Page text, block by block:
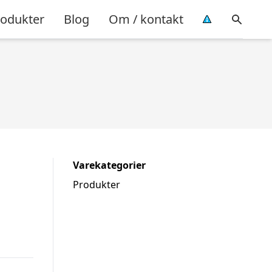
Blog Om / kontakt
Varekategorier
Produkter